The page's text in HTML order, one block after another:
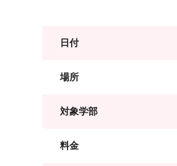
日付
場所
対象学部
料金